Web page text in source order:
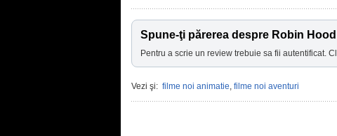
Spune-ţi părerea despre Robin
Pentru a scrie un review trebuie sa fii autentificat.
Vezi şi: filme noi animatie, filme noi aventuri